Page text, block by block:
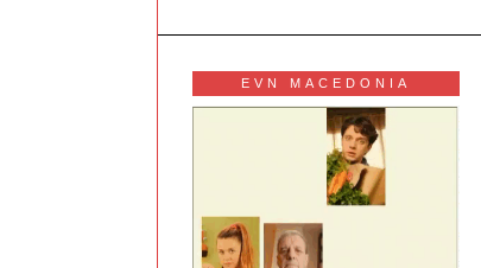
EVN MACEDONIA